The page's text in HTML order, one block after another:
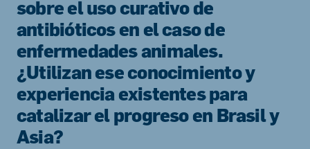
sobre el uso curativo de
antibióticos en el caso de
enfermedades animales.
¿Utilizan ese conocimiento y
experiencia existentes para
catalizar el progreso en Brasil y
Asia?